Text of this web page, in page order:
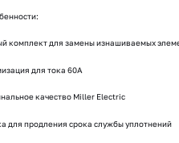
комплект для замены изнашиваемых
для тока 60А
качество Miller Electric
для продления срока службы уплотнений